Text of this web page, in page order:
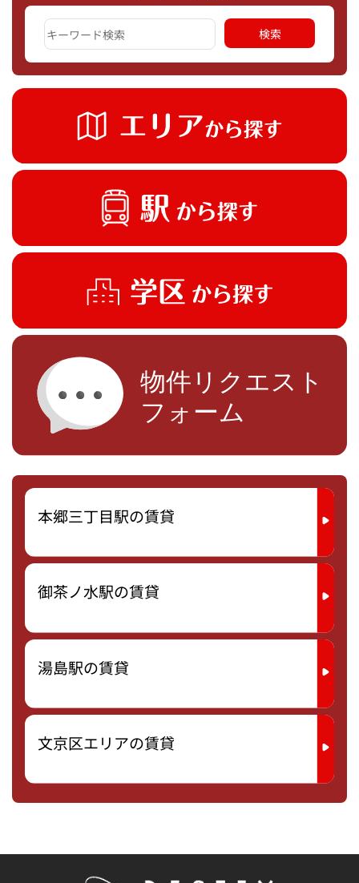
本郷三丁目駅の賃貸
御茶ノ水駅の賃貸
湯島駅の賃貸
文京区エリアの賃貸